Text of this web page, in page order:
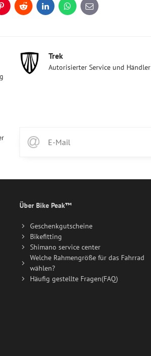
PinterestRedditLinkedInWhatsApp
E-
mail
Trek
Autorisierter Service und Händler
Über Bike Peak™
Geschenkgutscheine
Bikefitting
Shimano service center
Welche Rahmengröße für das Fahrrad
wählen?
Häufig gestellte Fragen(FAQ)